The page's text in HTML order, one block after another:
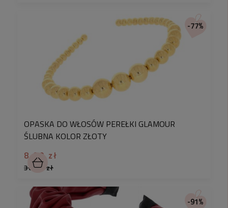
OPASKA DO WŁOSÓW PEREŁKI GLAMOUR
ŚLUBNA KOLOR ZŁOTY
8,90 zł
38,90 zł
-77%
-91%